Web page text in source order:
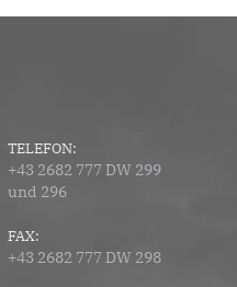
TELEFON:
+43 2682 777 DW 299
und 296
FAX:
+43 2682 777 DW 298